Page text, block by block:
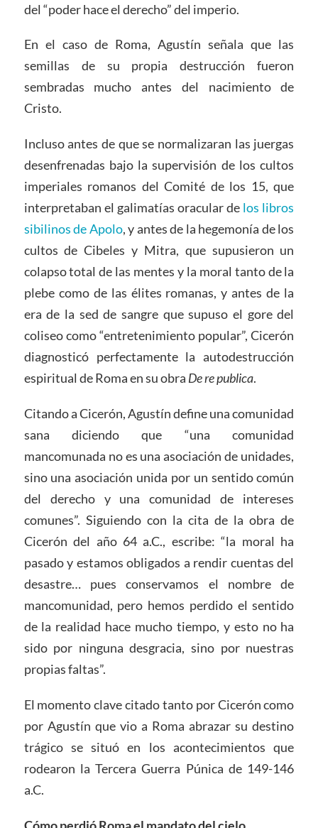
del “poder hace el derecho” del imperio.
En el caso de Roma, Agustín señala que las
semillas de su propia destrucción fueron
sembradas mucho antes del nacimiento de
Cristo.
Incluso antes de que se normalizaran las juergas
desenfrenadas bajo la supervisión de los cultos
imperiales romanos del Comité de los 15, que
interpretaban el galimatías oracular de los libros
sibilinos de Apolo, y antes de la hegemonía de los
cultos de Cibeles y Mitra, que supusieron un
colapso total de las mentes y la moral tanto de la
plebe como de las élites romanas, y antes de la
era de la sed de sangre que supuso el gore del
coliseo como “entretenimiento popular”, Cicerón
diagnosticó perfectamente la autodestrucción
espiritual de Roma en su obra De re publica.
Citando a Cicerón, Agustín define una comunidad
sana diciendo que “una comunidad
mancomunada no es una asociación de unidades,
sino una asociación unida por un sentido común
del derecho y una comunidad de intereses
comunes”. Siguiendo con la cita de la obra de
Cicerón del año 64 a.C., escribe: “la moral ha
pasado y estamos obligados a rendir cuentas del
desastre… pues conservamos el nombre de
mancomunidad, pero hemos perdido el sentido
de la realidad hace mucho tiempo, y esto no ha
sido por ninguna desgracia, sino por nuestras
propias faltas”.
El momento clave citado tanto por Cicerón como
por Agustín que vio a Roma abrazar su destino
trágico se situó en los acontecimientos que
rodearon la Tercera Guerra Púnica de 149-146
a.C.
Cómo perdió Roma el mandato del cielo